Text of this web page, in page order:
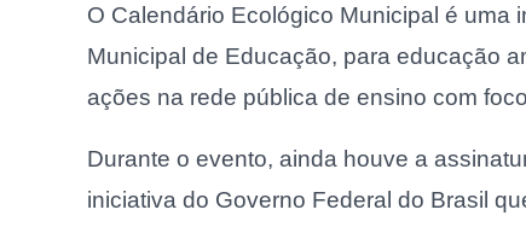
O Calendário Ecológico Municipal é uma
Municipal de Educação, para educação
ações na rede pública de ensino com
Durante o evento, ainda houve a
iniciativa do Governo Federal do Brasil